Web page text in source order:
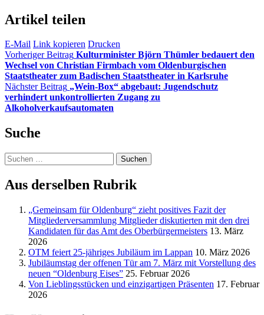
Artikel teilen
E-Mail Link kopieren Drucken
Vorheriger Beitrag Kulturminister Björn Thümler bedauert den
Wechsel von Christian Firmbach vom Oldenburgischen
Staatstheater zum Badischen Staatstheater in Karlsruhe
Nächster Beitrag „Wein-Box“ abgebaut: Jugendschutz
verhindert unkontrollierten Zugang zu
Alkoholverkaufsautomaten
Suche
Suchen
nach:
Aus derselben Rubrik
„Gemeinsam für Oldenburg“ zieht positives Fazit der
Mitgliederversammlung Mitglieder diskutierten mit den drei
Kandidaten für das Amt des Oberbürgermeisters 13. März
2026
OTM feiert 25-jähriges Jubiläum im Lappan 10. März 2026
Jubiläumstag der offenen Tür am 7. März mit Vorstellung des
neuen “Oldenburg Eises” 25. Februar 2026
Von Lieblingsstücken und einzigartigen Präsenten 17. Februar
2026